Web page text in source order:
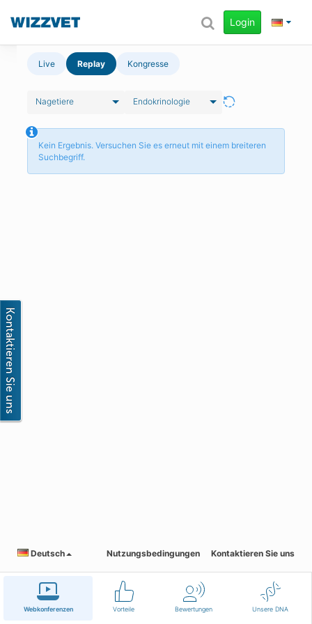
Webkonferenzen Vorteile Bewertungen Unsere DNA
Login
Live Replay Kongresse
Nagetiere Endokrinologie
Kein Ergebnis. Versuchen Sie es erneut mit einem breiteren
Suchbegriff.
Deutsch Nutzungsbedingungen Kontaktieren Sie uns